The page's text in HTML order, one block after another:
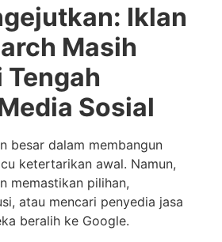
Iklan
Masih
Tengah
Sosial
besar dalam membangun
ketertarikan awal. Namun,
memastikan pilihan,
atau mencari penyedia jasa
beralih ke Google.